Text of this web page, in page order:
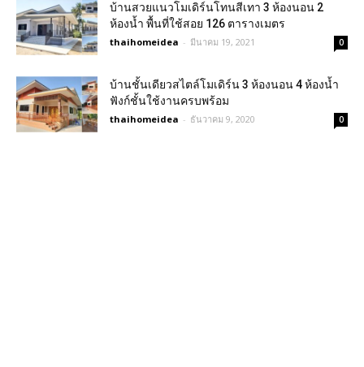
บ้านสวยแนวโมเดิร์นโทนสีเทา 3 ห้องนอน 2
ห้องน้ำ พื้นที่ใช้สอย 126 ตารางเมตร
thaihomeidea - มีนาคม 19, 2021 0
บ้านชั้นเดียวสไตล์โมเดิร์น 3 ห้องนอน 4 ห้องน้ำ
ฟังก์ชั้นใช้งานครบพร้อม
thaihomeidea - ธันวาคม 9, 2020 0